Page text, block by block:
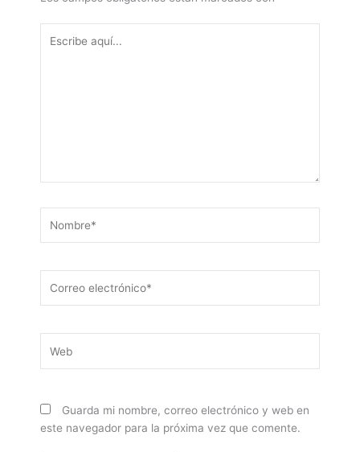
aquí...
electrónico*
Guarda mi nombre, correo electrónico y web en
este navegador para la próxima vez que comente.